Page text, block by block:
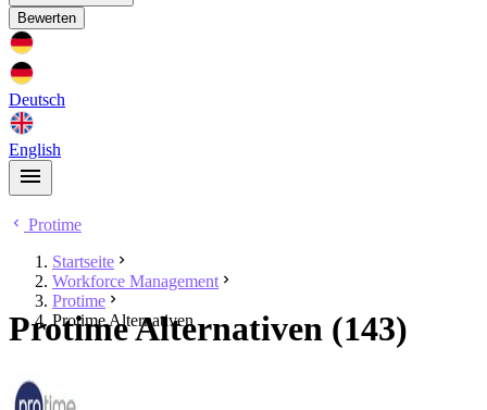
Bewerten
Deutsch
English
Protime
Startseite
Workforce Management
Protime
Protime Alternativen
Protime Alternativen (143)